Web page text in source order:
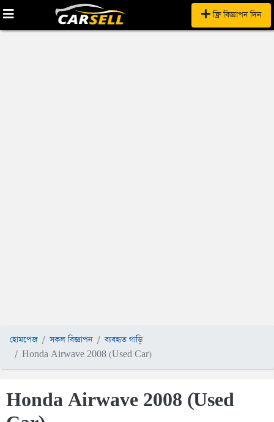
ফ্রি বিজ্ঞাপন দিন
হোমপেজ সকল বিজ্ঞাপন
ব্যবহৃত গাড়ি
Honda Airwave 2008 (Used Car)
Honda Airwave 2008 (Used